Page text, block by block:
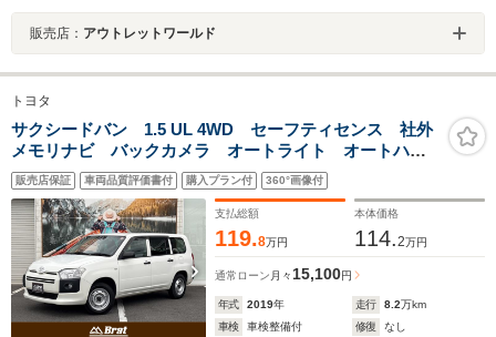
販売店： アウトレットワールド
トヨタ
サクシードバン 1.5 UL 4WD セーフティセンス 社外
メモリナビ バックカメラ オートライト オートハイ
ビーム フォグランプ ドライブレコーダー 電格ミラ
ー シートリフター 運転席パワーウィンドウ
12V120W電源 横滑り防止装置
販売店保証 車両品質評価書付 購入プラン付 360°画像付
支払総額
119.8万円
本体価格
114.2万円
通常ローン 月々15,100円
年式 2019年 走行 8.2万km
車検
車検整備付 修復
なし